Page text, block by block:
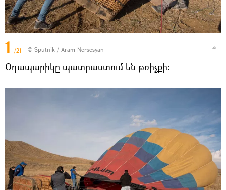
1 /21 © Sputnik / Aram Nersesyan
Օդապարիկը պատրաստում են թռիչքի։